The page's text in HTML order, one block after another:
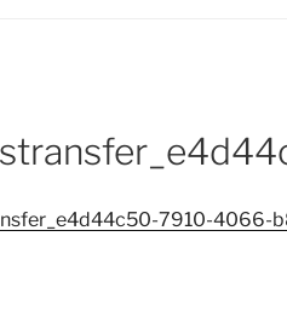
7910-4066-